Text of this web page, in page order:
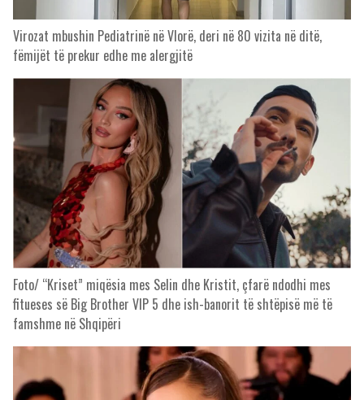
Virozat mbushin Pediatrinë në Vlorë, deri në 80 vizita në ditë,
fëmijët të prekur edhe me alergjitë
Foto/ “Kriset” miqësia mes Selin dhe Kristit, çfarë ndodhi mes
fitueses së Big Brother VIP 5 dhe ish-banorit të shtëpisë më të
famshme në Shqipëri